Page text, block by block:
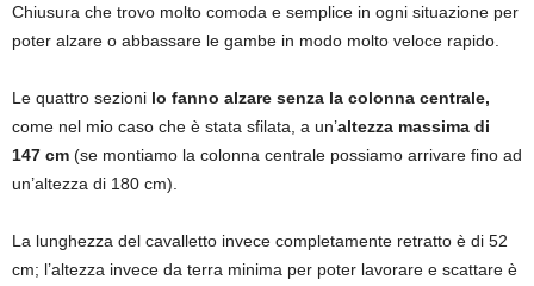
Chiusura che trovo molto comoda e semplice in ogni situazione per
poter alzare o abbassare le gambe in modo molto veloce rapido.
Le quattro sezioni lo fanno alzare senza la colonna centrale,
come nel mio caso che è stata sfilata, a un’altezza massima di
147 cm (se montiamo la colonna centrale possiamo arrivare fino ad
un’altezza di 180 cm).
La lunghezza del cavalletto invece completamente retratto è di 52
cm; l’altezza invece da terra minima per poter lavorare e scattare è